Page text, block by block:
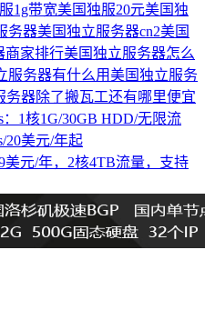
1g带宽美国独服20元美国独
务器美国独立服务器cn2美国
商家排行美国独立服务器怎么
服务器有什么用美国独立服务
务器除了搬瓦工还有哪里便宜
：1核1G/30GB HDD/无限流
20美元/年起
美元/年，2核4TB流量，支持